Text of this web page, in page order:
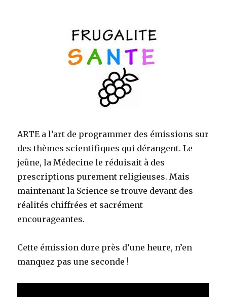
ARTE a l’art de programmer des émissions sur
des thèmes scientifiques qui dérangent. Le
jeûne, la Médecine le réduisait à des
prescriptions purement religieuses. Mais
maintenant la Science se trouve devant des
réalités chiffrées et sacrément
encourageantes.
Cette émission dure près d’une heure, n’en
manquez pas une seconde !